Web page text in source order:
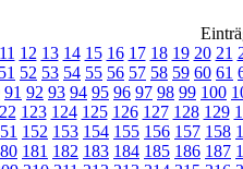
11 12 13 14 15 16 17 18 19 20 21
51 52 53 54 55 56 57 58 59 60 61
91 92 93 94 95 96 97 98 99 100
123 124 125 126 127 128 129
152 153 154 155 156 157 158
181 182 183 184 185 186 187